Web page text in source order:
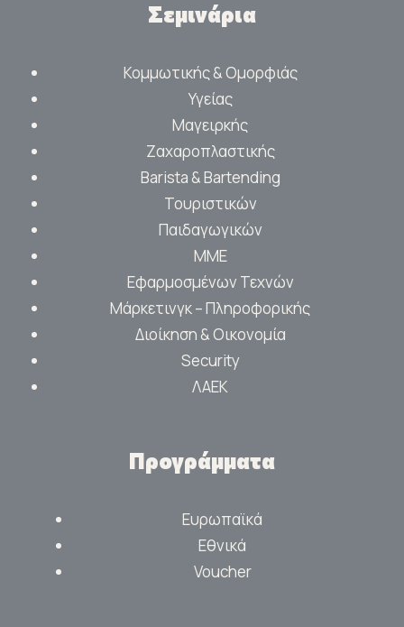
Σεμινάρια
Κομμωτικής & Ομορφιάς
Υγείας
Μαγειρκής
Ζαχαροπλαστικής
Barista & Bartending
Τουριστικών
Παιδαγωγικών
ΜΜΕ
Εφαρμοσμένων Τεχνών
Μάρκετινγκ – Πληροφορικής
Διοίκηση & Οικονομία
Security
ΛΑΕΚ
Προγράμματα
Ευρωπαϊκά
Εθνικά
Voucher